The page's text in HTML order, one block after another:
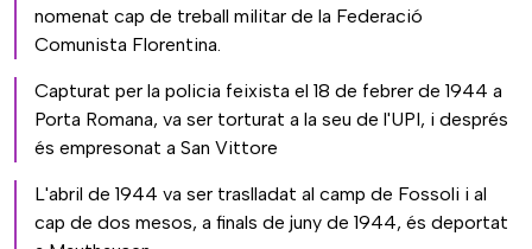
nomenat cap de treball militar de la Federació
Comunista Florentina.
Capturat per la policia feixista el 18 de febrer de 1944 a
Porta Romana, va ser torturat a la seu de l'UPI, i després
és empresonat a San Vittore
L'abril de 1944 va ser traslladat al camp de Fossoli i al
cap de dos mesos, a finals de juny de 1944, és deportat